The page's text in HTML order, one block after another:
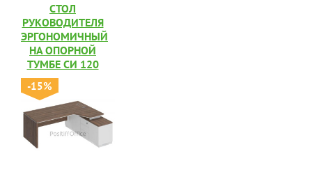
СТОЛ
РУКОВОДИТЕЛЯ
ЭРГОНОМИЧНЫЙ
НА ОПОРНОЙ
ТУМБЕ СИ 120
-15%